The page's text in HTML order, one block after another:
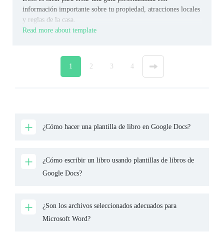
información importante sobre tu propiedad, atracciones locales
y reglas de la casa.
Read more about template
1 2 3 4 »
¿Cómo hacer una plantilla de libro en Google Docs?
¿Cómo escribir un libro usando plantillas de libros de
Google Docs?
¿Son los archivos seleccionados adecuados para
Microsoft Word?